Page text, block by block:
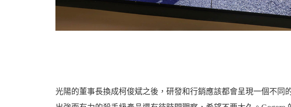
光陽的董事長換成柯俊斌之後，研發和行銷應該都會呈現一個不同